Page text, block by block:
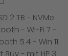
2 TB - NVMe
- Wi-Fi 7 -
5.4 - Win 11
Buy - mit HP 3